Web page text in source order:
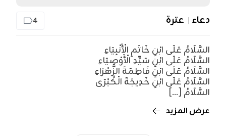
دعاء عترة 4
السَّلَامُ عَلَى ابْنِ خَاتَمِ الْأَنْبِيَاءِ
السَّلَامُ عَلَى ابْنِ سَيِّدِ الْأَوْصِيَاءِ
السَّلَامُ عَلَى ابْنِ فَاطِمَةَ الزَّهْرَاءِ
السَّلَامُ عَلَى ابْنِ خَدِيجَةَ الْكُبْرَى
السَّلَامُ [...]
عرض المزيد